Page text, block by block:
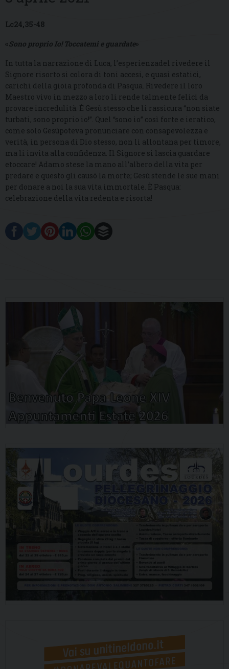
Lc24,35-48
«Sono proprio Io! Toccatemi e guardate»
In tutta la narrazione di Luca, l’esperienzadel rivedere il
Signore risorto si colora di toni accesi, e quasi estatici,
carichi della gioia profonda di Pasqua. Rivedere il loro
Maestro vivo in mezzo a loro li rende talmente felici da
provare incredulità. È Gesù stesso che li rassicura “non siate
turbati, sono proprio io!”. Quel “sono io” così forte e ieratico,
come solo Gesùpoteva pronunciare con consapevolezza e
verità, in persona di Dio stesso, non li allontana per timore,
ma li invita alla confidenza. Il Signore si lascia guardare
etoccare! Adamo stese la mano all’albero della vita per
predare e questo gli causò la morte; Gesù stende le sue mani
per donare a noi la sua vita immortale. È Pasqua:
celebrazione della vita redenta e risorta!